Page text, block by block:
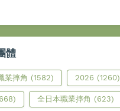
體
業摔角 (1582) 2026 (1260)
全日本職業摔角 (623)